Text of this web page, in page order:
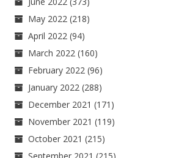
May 2022 (218)
April 2022 (94)
March 2022 (160)
February 2022 (96)
January 2022 (288)
December 2021 (171)
November 2021 (119)
October 2021 (215)